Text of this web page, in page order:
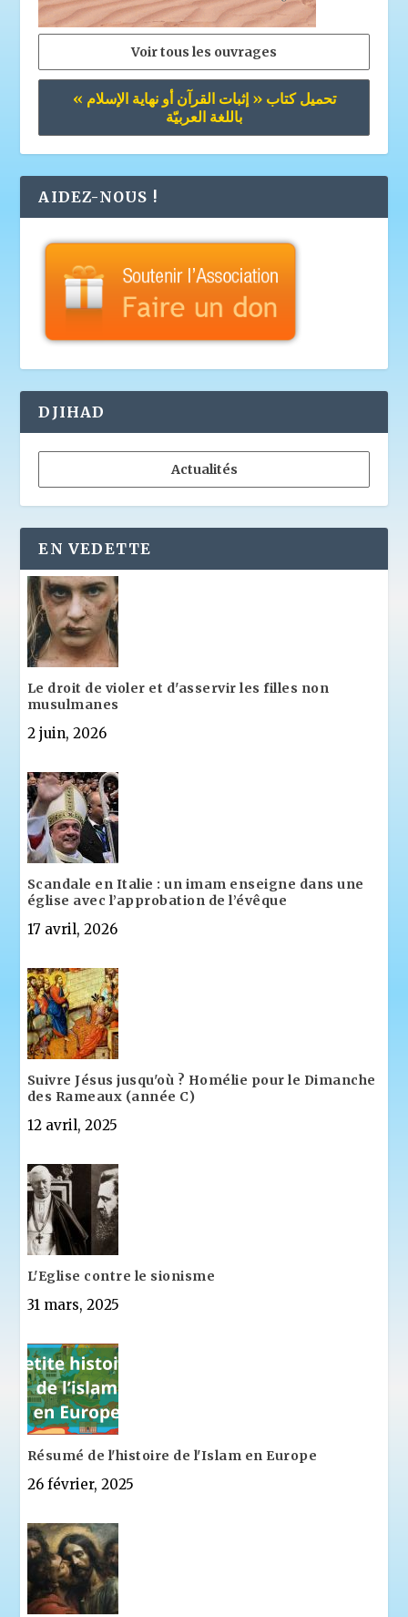
Voir tous les ouvrages
تحميل كتاب « إثبات القرآن أو نهاية الإسلام »
باللغة العربيّة
AIDEZ-NOUS !
DJIHAD
Actualités
EN VEDETTE
Le droit de violer et d'asservir les filles non
musulmanes
2 juin, 2026
Scandale en Italie : un imam enseigne dans une
église avec l’approbation de l’évêque
17 avril, 2026
Suivre Jésus jusqu'où ? Homélie pour le Dimanche
des Rameaux (année C)
12 avril, 2025
L'Eglise contre le sionisme
31 mars, 2025
Résumé de l'histoire de l'Islam en Europe
26 février, 2025